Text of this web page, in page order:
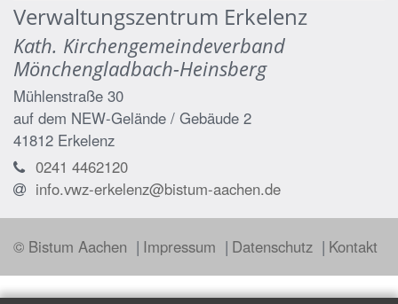
Verwaltungszentrum Erkelenz
Kath. Kirchengemeindeverband
Mönchengladbach-Heinsberg
Mühlenstraße 30
auf dem NEW-Gelände / Gebäude 2
41812 Erkelenz
0241 4462120
info.vwz-erkelenz@bistum-aachen.de
© Bistum Aachen Impressum Datenschutz Kontakt